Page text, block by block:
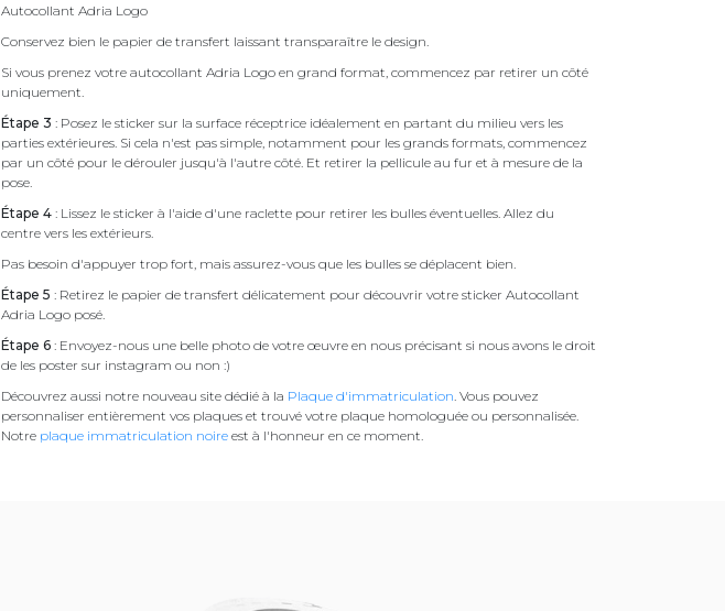
Autocollant Adria Logo
Conservez bien le papier de transfert laissant transparaître le design.
Si vous prenez votre autocollant Adria Logo en grand format, commencez par retirer un côté
uniquement.
Étape 3 : Posez le sticker sur la surface réceptrice idéalement en partant du milieu vers les
parties extérieures. Si cela n'est pas simple, notamment pour les grands formats, commencez
par un côté pour le dérouler jusqu'à l'autre côté. Et retirer la pellicule au fur et à mesure de la
pose.
Étape 4 : Lissez le sticker à l'aide d'une raclette pour retirer les bulles éventuelles. Allez du
centre vers les extérieurs.
Pas besoin d'appuyer trop fort, mais assurez-vous que les bulles se déplacent bien.
Étape 5 : Retirez le papier de transfert délicatement pour découvrir votre sticker Autocollant
Adria Logo posé.
Étape 6 : Envoyez-nous une belle photo de votre œuvre en nous précisant si nous avons le droit
de les poster sur instagram ou non :)
Découvrez aussi notre nouveau site dédié à la Plaque d'immatriculation. Vous pouvez
personnaliser entièrement vos plaques et trouvé votre plaque homologuée ou personnalisée.
Notre plaque immatriculation noire est à l'honneur en ce moment.